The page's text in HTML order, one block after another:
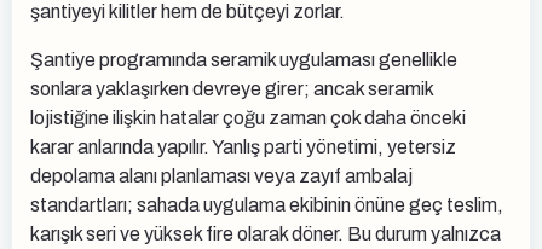
şantiyeyi kilitler hem de bütçeyi zorlar.
Şantiye programında seramik uygulaması genellikle
sonlara yaklaşırken devreye girer; ancak seramik
lojistiğine ilişkin hatalar çoğu zaman çok daha önceki
karar anlarında yapılır. Yanlış parti yönetimi, yetersiz
depolama alanı planlaması veya zayıf ambalaj
standartları; sahada uygulama ekibinin önüne geç teslim,
karışık seri ve yüksek fire olarak döner. Bu durum yalnızca